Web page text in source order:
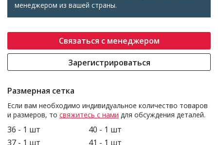
менеджером из вашей страны.
Связаться с менеджером
Зарегистрироваться
Размерная сетка
Если вам необходимо индивидуальное количество товаров
и размеров, то свяжитесь с нами для обсуждения деталей.
36 - 1 шт
37 - 1 шт
40 - 1 шт
41 - 1 шт